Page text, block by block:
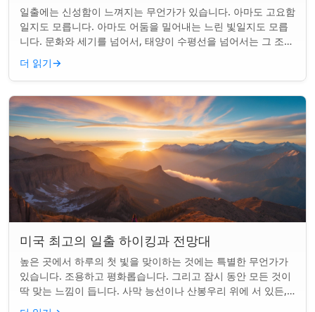
일출에는 신성함이 느껴지는 무언가가 있습니다. 아마도 고요함
일지도 모릅니다. 아마도 어둠을 밀어내는 느린 빛일지도 모릅
니다. 문화와 세기를 넘어서, 태양이 수평선을 넘어서는 그 조용
한 순간은 단순한 아침 그 이상이었...
더 읽기→
미국 최고의 일출 하이킹과 전망대
높은 곳에서 하루의 첫 빛을 맞이하는 것에는 특별한 무언가가
있습니다. 조용하고 평화롭습니다. 그리고 잠시 동안 모든 것이
딱 맞는 느낌이 듭니다. 사막 능선이나 산봉우리 위에 서 있든,
일출 하이킹은 평범한 아침을...